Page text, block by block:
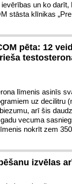
un ko darīt,
stāsta klīnikas
pēta: 12
līmenis asinīs
uz decilitru
arī šis
vecuma
nokrīt zem
izvēlas